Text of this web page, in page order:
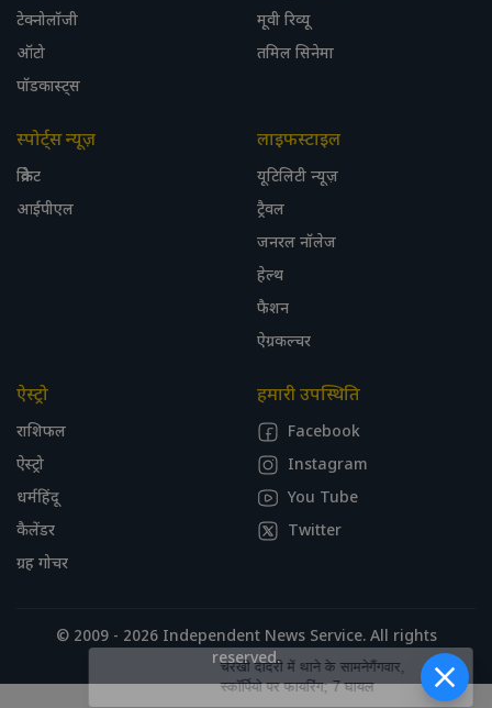
टेक्नोलॉजी
ऑटो
पॉडकास्ट्स
मूवी रिव्यू
तमिल सिनेमा
स्पोर्ट्स न्यूज़
क्रिकेट
आईपीएल
लाइफस्टाइल
यूटिलिटी न्यूज़
ट्रैवल
जनरल नॉलेज
हेल्थ
फैशन
ऐग्रकल्चर
ऐस्ट्रो
राशिफल
ऐस्ट्रो
धर्महिंदू
कैलेंडर
ग्रह गोचर
हमारी उपस्थिति
Facebook
Instagram
You Tube
Twitter
© 2009 - 2026 Independent News Service. All rights
reserved.
चरखी दादरी में थाने के सामनेगैंगवार,
स्कॉर्पियो पर फायरिंग; 7 घायल